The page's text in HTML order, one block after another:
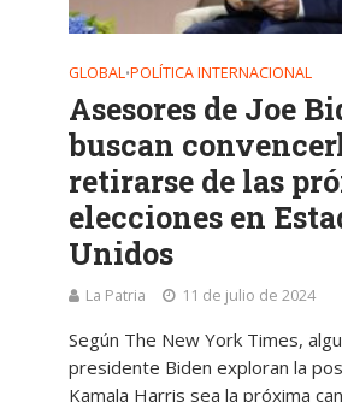
GLOBAL•POLÍTICA INTERNACIONAL
Asesores de Joe
buscan
retirarse de las
elecciones en
Unidos
La Patria 11 de julio de 2024
Según The New York Times,
presidente Biden exploran la
Kamala Harris sea la próxima